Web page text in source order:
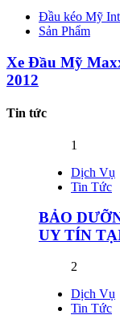
Đầu kéo Mỹ
Sản Phẩm
Xe Đầu Mỹ
2012
Tin tức
1
Dịch Vụ
Tin Tức
BẢO
UY TÍN
2
Dịch Vụ
Tin Tức